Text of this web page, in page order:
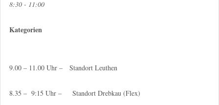
8:30 - 11:00
Kategorien
9.00 – 11.00 Uhr – Standort Leuthen
8.35 – 9:15 Uhr – Standort Drebkau (Flex)